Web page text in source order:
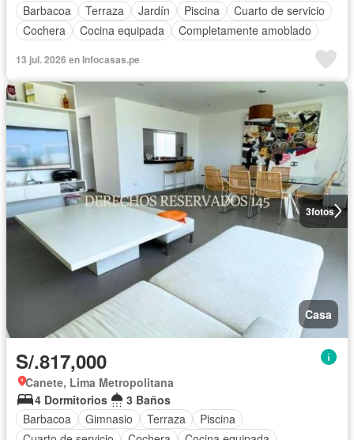
Barbacoa
Terraza Jardín Piscina
Cuarto de servicio
Cochera
Cocina equipada Completamente amoblado
13 jul. 2026 en Infocasas.pe
3fotos
Casa
S/.817,000
Canete, Lima Metropolitana
4 Dormitorios
3 Baños
Barbacoa
Gimnasio Terraza
Piscina